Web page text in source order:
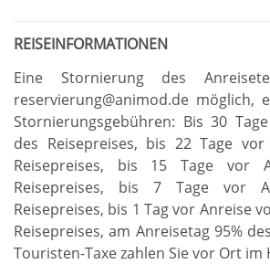
REISEINFORMATIONEN
Eine Stornierung des
reservierung@animod.de möglich,
Stornierungsgebühren: Bis 30
des Reisepreises, bis 22 Tage
Reisepreises, bis 15 Tage vor
Reisepreises, bis 7 Tage vor
Reisepreises, bis 1 Tag vor Anreise
Reisepreises, am Anreisetag 95%
Touristen-Taxe zahlen Sie vor Ort im